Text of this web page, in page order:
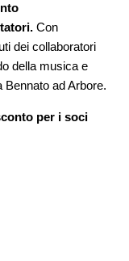
Con
dei collaboratori
della musica e
Bennato ad Arbore.
per i soci